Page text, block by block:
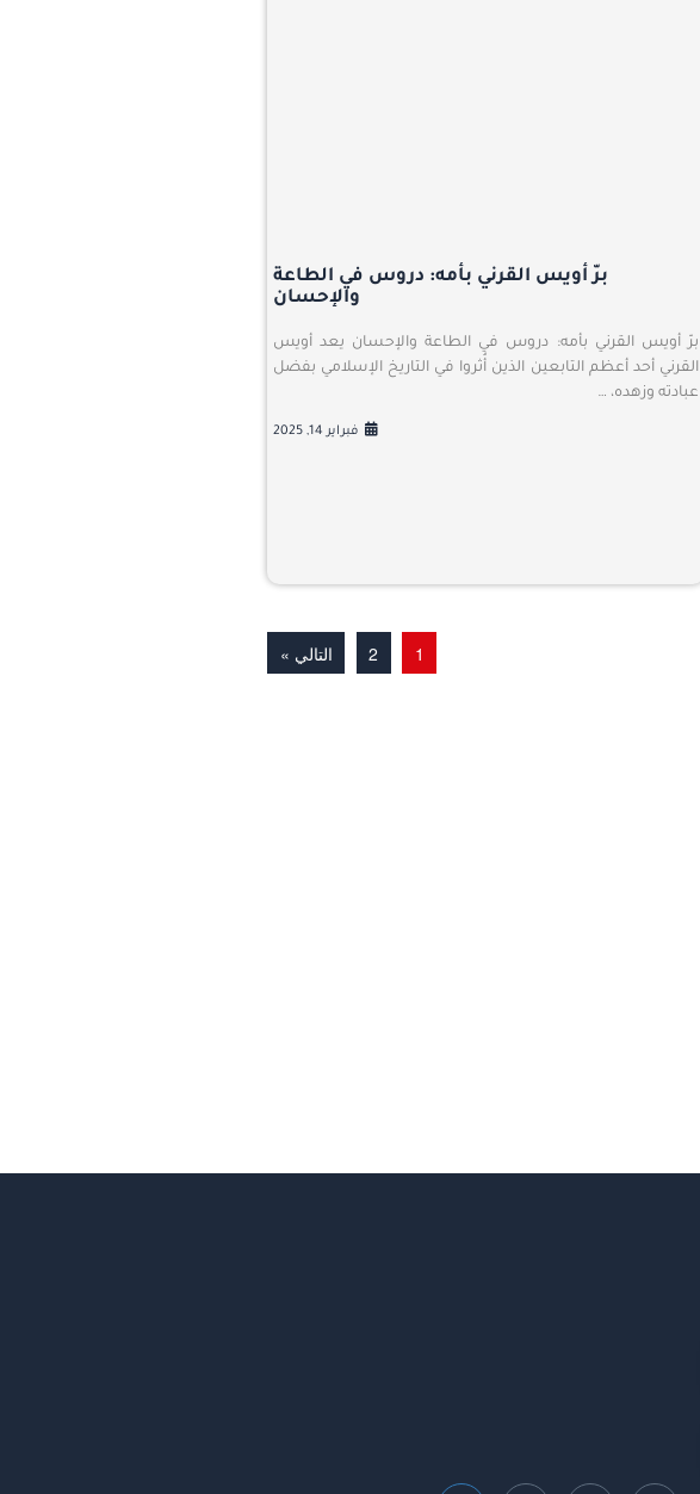
برّ أويس القرني بأمه: دروس في الطاعة
والإحسان
برّ أويس القرني بأمه: دروس في الطاعة والإحسان يعد أويس
القرني أحد أعظم التابعين الذين أُثروا في التاريخ الإسلامي بفضل
عبادته وزهده، …
فبراير 14, 2025
1
2 التالي »